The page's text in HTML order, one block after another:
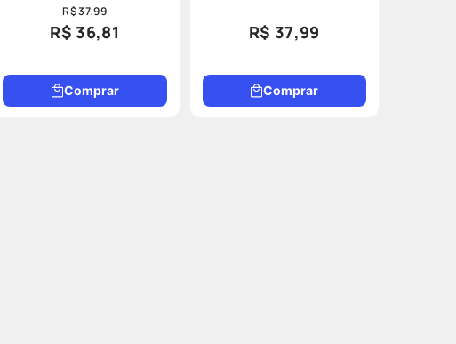
R$ 37,99
R$ 36,81
Comprar
R$ 37,99
Comprar